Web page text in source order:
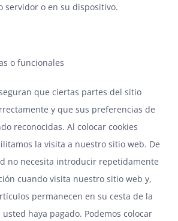
servidor o en su dispositivo.
o funcionales
que ciertas partes del sitio
y que sus preferencias de
reconocidas. Al colocar cookies
la visita a nuestro sitio web. De
no necesita introducir repetidamente
cuando visita nuestro sitio web y,
permanecen en su cesta de la
haya pagado. Podemos colocar